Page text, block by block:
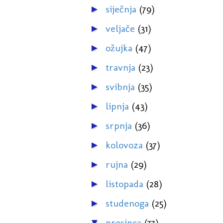
► siječnja (79)
► veljače (31)
► ožujka (47)
► travnja (23)
► svibnja (35)
► lipnja (43)
► srpnja (36)
► kolovoza (37)
► rujna (29)
► listopada (28)
► studenoga (25)